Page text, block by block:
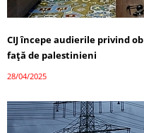
CIJ începe audierile privind
față de palestinieni
28/04/2025